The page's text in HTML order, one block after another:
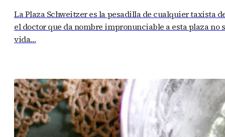
La Plaza Schweitzer es la pesadilla de cualquier taxista
el doctor que da nombre impronunciable a esta plaza
vida…